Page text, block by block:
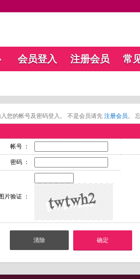
会员登入 注册会员 常
您的帐号及密码登入。 不是会员请先 注册会员。
帐号 ：
密码 ：
图片验证 ：